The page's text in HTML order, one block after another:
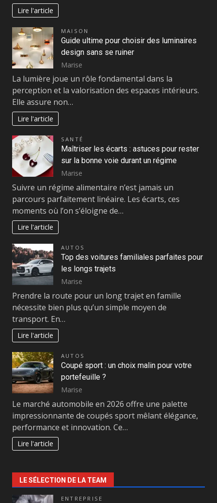
Lire l'article
MAISON
Guide ultime pour choisir des luminaires
design sans se ruiner
Marise
La lumière joue un rôle fondamental dans la
perception et la valorisation des espaces intérieurs.
Elle assure non…
Lire l'article
SANTÉ
Maîtriser les écarts : astuces pour rester
sur la bonne voie durant un régime
Marise
Suivre un régime alimentaire n’est jamais un
parcours parfaitement linéaire. Les écarts, ces
moments où l’on s’éloigne de…
Lire l'article
AUTOS
Top des voitures familiales parfaites pour
les longs trajets
Marise
Prendre la route pour un long trajet en famille
nécessite bien plus qu’un simple moyen de
transport. En…
Lire l'article
AUTOS
Coupé sport : un choix malin pour votre
portefeuille ?
Marise
Le marché automobile en 2026 offre une palette
impressionnante de coupés sport mêlant élégance,
performance et innovation. Ce…
Lire l'article
LE SÉLECTION DE LA TEAM
ENTREPRISE